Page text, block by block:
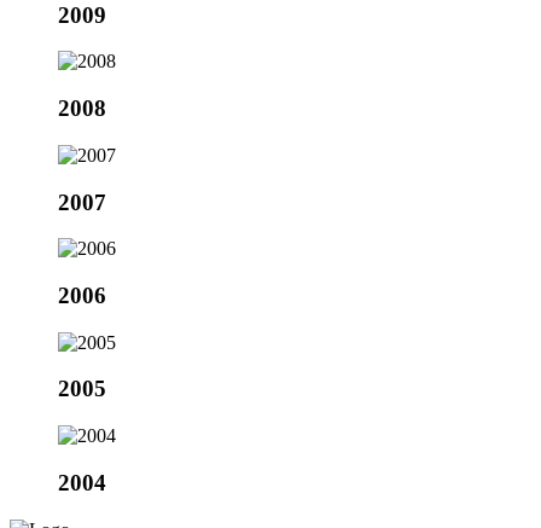
2009
2008
2007
2006
2005
2004